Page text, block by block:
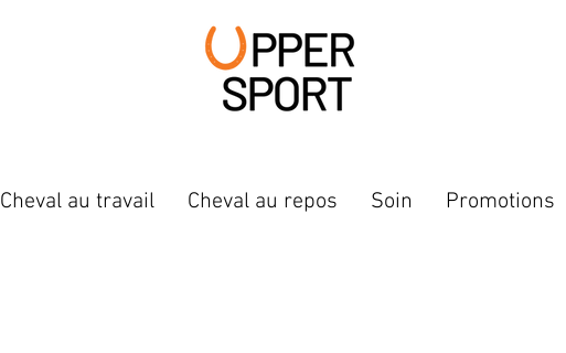
Cheval au travail Cheval au repos Soin Promotions